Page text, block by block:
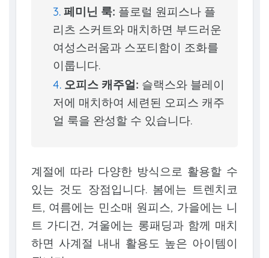
페미닌 룩: 플로럴 원피스나 플
리츠 스커트와 매치하면 부드러운
여성스러움과 스포티함이 조화를
이룹니다.
오피스 캐주얼: 슬랙스와 블레이
저에 매치하여 세련된 오피스 캐주
얼 룩을 완성할 수 있습니다.
계절에 따라 다양한 방식으로 활용할 수
있는 것도 장점입니다. 봄에는 트렌치코
트, 여름에는 민소매 원피스, 가을에는 니
트 가디건, 겨울에는 롱패딩과 함께 매치
하면 사계절 내내 활용도 높은 아이템이